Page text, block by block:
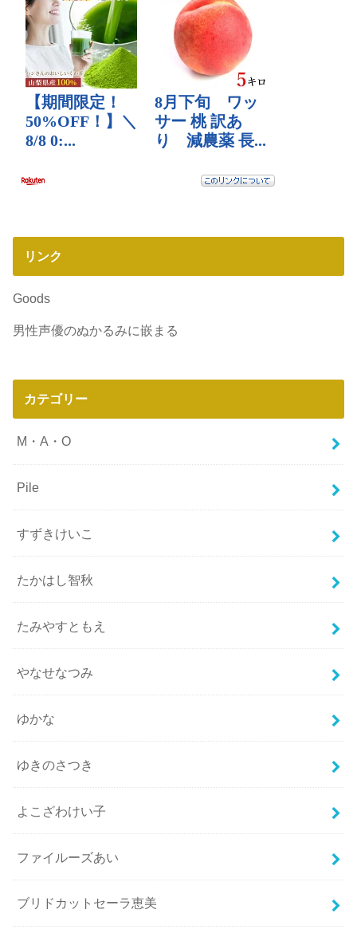
リンク
Goods
男性声優のぬかるみに嵌まる
カテゴリー
M・A・O
Pile
すずきけいこ
たかはし智秋
たみやすともえ
やなせなつみ
ゆかな
ゆきのさつき
よこざわけい子
ファイルーズあい
ブリドカットセーラ恵美